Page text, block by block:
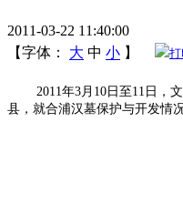
2011-03-22 11:40:00
【字体：
大 中 小 】 打
2011年3月10日至11日，文
县，就合浦汉墓保护与开发情